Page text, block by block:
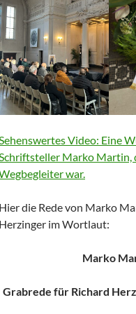
Sehenswertes Video: Eine
Schriftsteller Marko Martin,
war.
Hier die Rede von Marko
Herzinger im Wortlaut:
Marko
Grabrede für Richard